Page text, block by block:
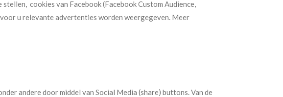
cookies van Facebook (Facebook Custom Audience,
u relevante advertenties worden weergegeven. Meer
andere door middel van Social Media (share) buttons. Van de